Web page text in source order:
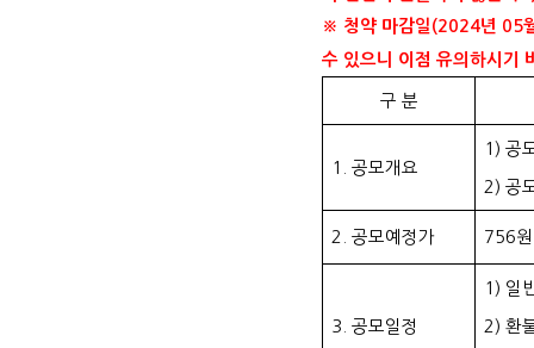
※ 청약 마감일(2024년 05
수 있으니 이점 유의하시기
구 분
1. 공모개요
1) 공
2) 공
2. 공모예정가 756
3. 공모일정
1) 일
2) 환